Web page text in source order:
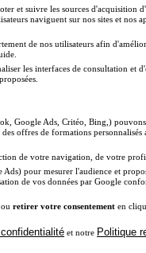
et suivre les sources d'acquisition
naviguent sur nos sites et nos
de nos utilisateurs afin
les interfaces de consultation et
Google Ads, Critéo, Bing,)
offres de formations
de votre navigation, de votre
pour mesurer l'audience et
de vos données par Google
ou retirer votre consentement en
et notre Politique